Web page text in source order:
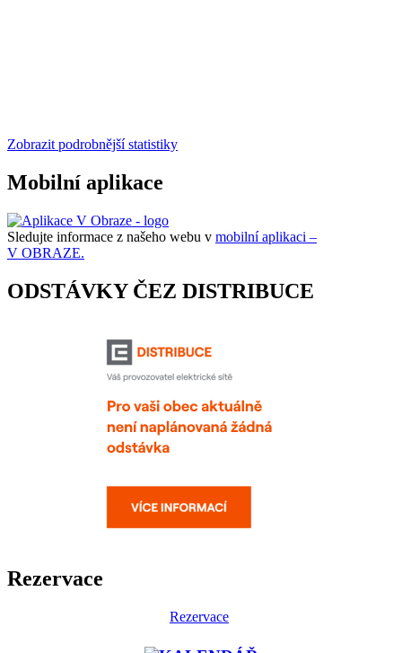
Zobrazit podrobnější statistiky
Mobilní aplikace
Sledujte informace z našeho webu v mobilní aplikaci –
V OBRAZE.
ODSTÁVKY ČEZ DISTRIBUCE
Rezervace
Rezervace